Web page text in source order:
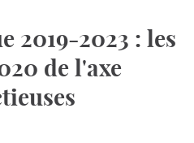
2019-2023 : les
de l'axe